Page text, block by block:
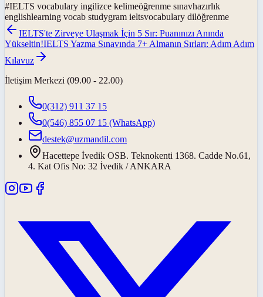
#IELTS vocabulary ingilizce kelimeöğrenme sınavhazırlık
englishlearning vocab studygram ieltsvocabulary dilöğrenme
IELTS'te Zirveye Ulaşmak İçin 5 Sır: Puanınızı Anında
Yükseltin!IELTS Yazma Sınavında 7+ Almanın Sırları: Adım Adım
Kılavuz
İletişim Merkezi (09.00 - 22.00)
0(312) 911 37 15
0(546) 855 07 15 (WhatsApp)
destek@uzmandil.com
Hacettepe İvedik OSB. Teknokenti 1368. Cadde No.61,
4. Kat Ofis No: 32 İvedik / ANKARA